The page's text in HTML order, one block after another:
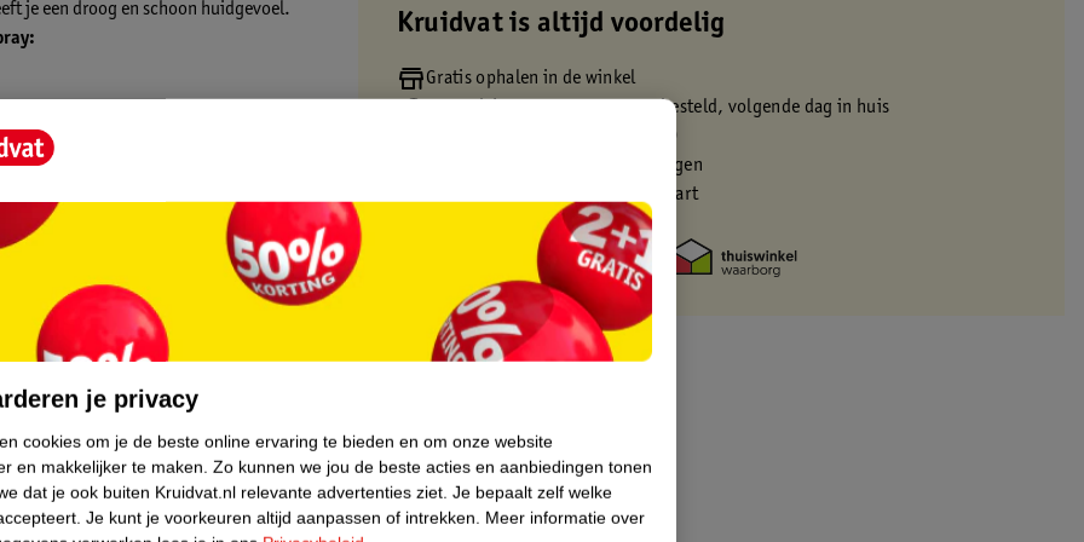
je een droog en schoon huidgevoel.
Kruidvat is altijd voordelig
Gratis ophalen in de winkel
Op werkdagen voor 22:00 uur besteld, volgende dag in huis
Gratis thuisbezorgd vanaf 50.00
Gratis retourneren binnen 30 dagen
Gratis punten met je Kruidvat kaart
je privacy
cookies om je de beste online ervaring te bieden en om onze website
en makkelijker te maken. Zo kunnen we jou de beste acties en aanbiedingen tonen
dat je ook buiten Kruidvat.nl relevante advertenties ziet. Je bepaalt zelf welke
Je kunt je voorkeuren altijd aanpassen of intrekken. Meer informatie over